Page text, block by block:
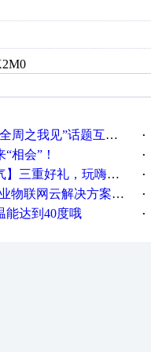
”话题互动获奖名单发布公告 ·
相会”！ ·
三重好礼，玩嗨夏日！ ·
网云解决方案实践及应用 ·
能达到40度哦 ·